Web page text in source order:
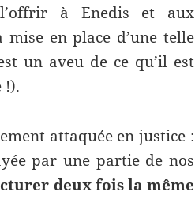
à Enedis et aux
en place d’une telle
un aveu de ce qu’il est
!).
attaquée en justice :
par une partie de nos
deux fois la même